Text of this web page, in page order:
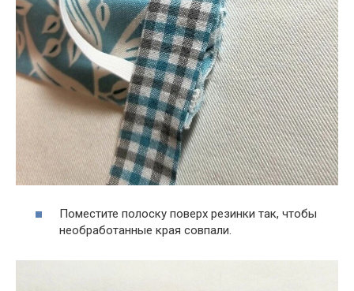
Поместите полоску поверх резинки так, чтобы
необработанные края совпали.